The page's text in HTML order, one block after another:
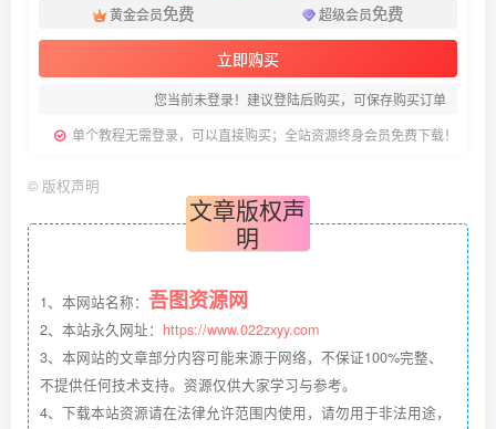
黄金会员免费 超级会员免费
立即购买
您当前未登录！建议登陆后购买，可保存购买订单
单个教程无需登录，可以直接购买；全站资源终身会员免费下载！
© 版权声明
文章版权声
明
1、本网站名称： 吾图资源网
2、本站永久网址： https://www.022zxyy.com
3、本网站的文章部分内容可能来源于网络，不保证100%完整、
不提供任何技术支持。资源仅供大家学习与参考。
4、下载本站资源请在法律允许范围内使用，请勿用于非法用途，